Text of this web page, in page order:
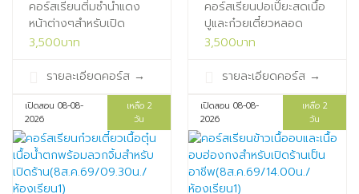
คอร์สเรียนติ่มซำน้ำแดง
หน้าต่างๆสำหรับเปิด
ร้าน(7ส.ค.69/09.30น./
3,500บาท
รายละเอียดคอร์ส →
คอร์สเรียนปอเปี๊ยะสดเนื้อ
ปูและก๋วยเตี๋ยวหลอด
เยาวราช(7ส.ค.69/13.30น./
3,500บาท
รายละเอียดคอร์ส →
เปิดสอน 08-08-
2026
เหลือ 2
วัน
เปิดสอน 08-08-
2026
เหลือ 2
วัน